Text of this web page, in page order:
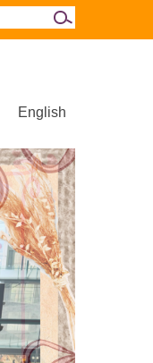
English